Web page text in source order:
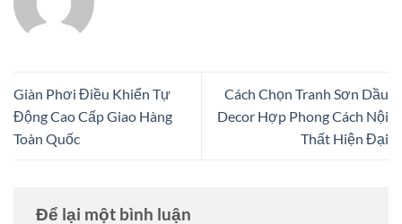
Giàn Phơi Điều Khiển Tự
Động Cao Cấp Giao Hàng
Toàn Quốc
Cách Chọn Tranh Sơn Dầu
Decor Hợp Phong Cách Nội
Thất Hiện Đại
Để lại một bình luận